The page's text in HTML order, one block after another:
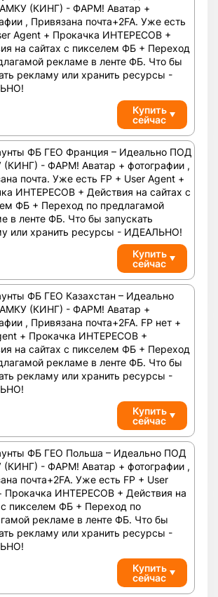
(КИНГ) - ФАРМ! Аватар +
, Привязана почта+2FA. Уже есть
Agent + Прокачка ИНТЕРЕСОВ +
на сайтах с пикселем ФБ + Переход
рекламе в ленте ФБ. Что бы
рекламу или хранить ресурсы -
Купить
сейчас
ФБ ГЕО Франция – Идеально ПОД
- ФАРМ! Аватар + фотографии ,
почта. Уже есть FP + User Agent +
ИНТЕРЕСОВ + Действия на сайтах с
ФБ + Переход по предлагамой
в ленте ФБ. Что бы запускать
или хранить ресурсы - ИДЕАЛЬНО!
Купить
сейчас
ФБ ГЕО Казахстан – Идеально
(КИНГ) - ФАРМ! Аватар +
, Привязана почта+2FA. FP нет +
+ Прокачка ИНТЕРЕСОВ +
на сайтах с пикселем ФБ + Переход
рекламе в ленте ФБ. Что бы
рекламу или хранить ресурсы -
Купить
сейчас
ФБ ГЕО Польша – Идеально ПОД
- ФАРМ! Аватар + фотографии ,
почта+2FA. Уже есть FP + User
Прокачка ИНТЕРЕСОВ + Действия на
с пикселем ФБ + Переход по
рекламе в ленте ФБ. Что бы
рекламу или хранить ресурсы -
Купить
сейчас
корзине